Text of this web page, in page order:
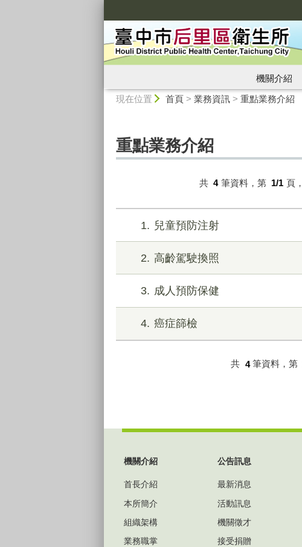
機關介紹
現在位置 首頁> 業務資訊> 重點業務介紹
重點業務介紹
共 4 筆資料，第 1/1 頁，
1 兒童預防注射
2 高齡駕駛換照
3 成人預防保健
4 癌症篩檢
共 4 筆資料，第
機關介紹
首長介紹
本所簡介
組織架構
業務職掌
公告訊息
最新消息
活動訊息
機關徵才
接受捐贈